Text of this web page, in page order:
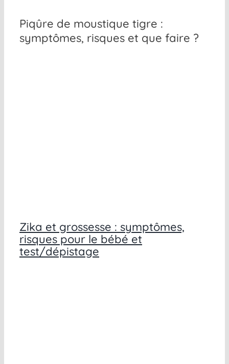
Piqûre de moustique tigre :
symptômes, risques et que faire ?
Zika et grossesse : symptômes,
risques pour le bébé et
test/dépistage